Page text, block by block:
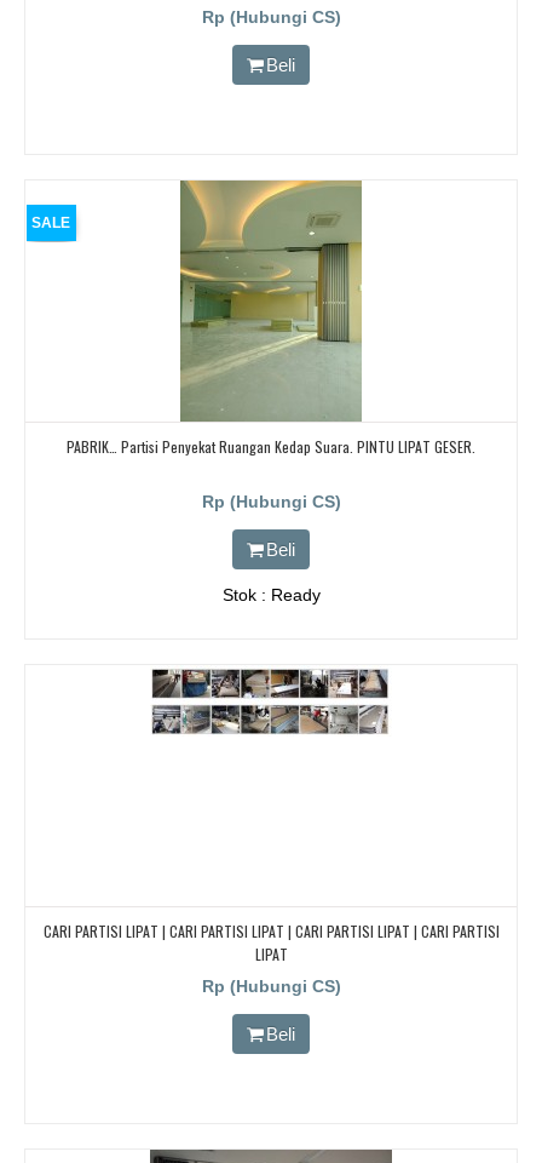
CARI PARTISI PENYEKAT RUANGAN KEDAP SUARA UNTUK RUANG KELAS KAMPUS,
CARI PARTISI PENYEKAT RUANGAN KEDAP SUARA UNTUK RUANG KELAS KAMPUS,
CARI PARTISI PENYEKAT RUANGAN KEDAP SUARA UNTUK RUANG KELAS KAMPUS
Rp (Hubungi CS)
Beli
SALE
PABRIK… Partisi Penyekat Ruangan Kedap Suara. PINTU LIPAT GESER.
Rp (Hubungi CS)
Beli
Stok : Ready
CARI PARTISI LIPAT | CARI PARTISI LIPAT | CARI PARTISI LIPAT | CARI PARTISI
LIPAT
Rp (Hubungi CS)
Beli